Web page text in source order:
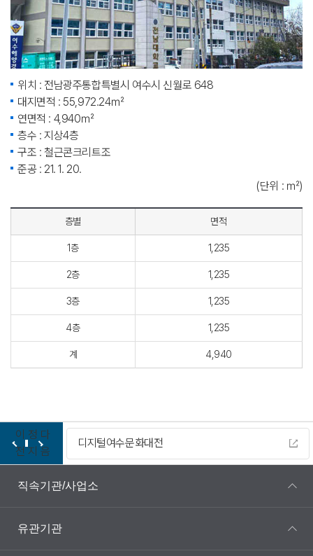
위치 : 전남광주통합특별시 여수시 신월로 648
대지면적 : 55,972.24㎡
연면적 : 4,940㎡
층수 : 지상4층
구조 : 철근콘크리트조
준공 : 21. 1. 20.
(단위 : ㎡)
층별 면적
1층 1,235
2층 1,235
3층 1,235
4층 1,235
계 4,940
이
전
정
지
다
음
디지털여수문화대전
직속기관/사업소
유관기관